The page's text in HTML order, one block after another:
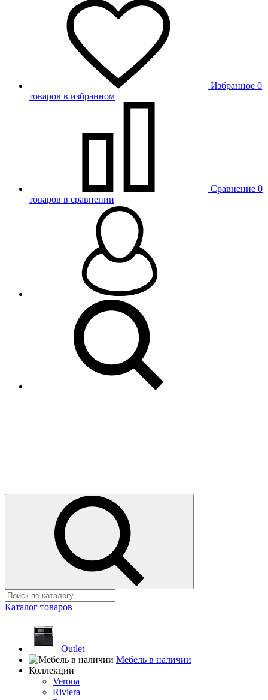
Избранное 0
товаров в избранном
Сравнение 0
товаров в сравнении
Каталог товаров
Outlet
Мебель в наличии
Коллекции
Verona
Riviera